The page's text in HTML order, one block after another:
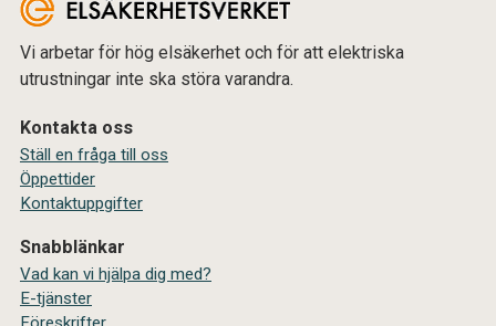
Vi arbetar för hög elsäkerhet och för att elektriska
utrustningar inte ska störa varandra.
Kontakta oss
Ställ en fråga till oss
Öppettider
Kontaktuppgifter
Snabblänkar
Vad kan vi hjälpa dig med?
E-tjänster